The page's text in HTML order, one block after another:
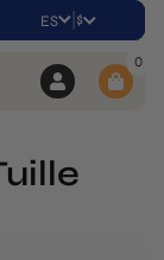
ES | $
0